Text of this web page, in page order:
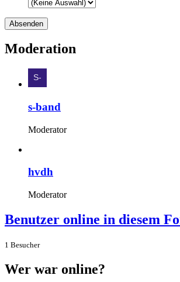
Moderation
s-band
Moderator
hvdh
Moderator
Benutzer online in diesem
1 Besucher
Wer war online?